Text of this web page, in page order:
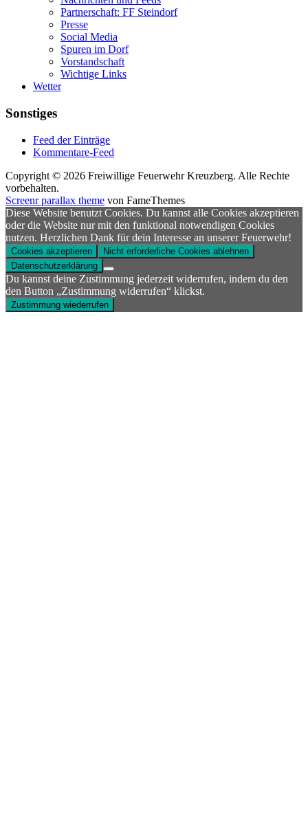
Partnerschaft: FF Steindorf
Presse
Social Media
Spuren im Dorf
Vorstandschaft
Wichtige Links
Wetter
Sonstiges
Feed der Einträge
Kommentare-Feed
Copyright © 2026 Freiwillige Feuerwehr Kreuzberg. Alle Rechte
vorbehalten.
Screenr parallax theme von FameThemes
Diese Website benutzt Cookies. Du kannst alle Cookies akzeptieren
oder die Website nur mit den funktional notwendigen Cookies
nutzen. Herzlichen Dank für dein Interesse an unserer Feuerwehr!
Cookies akzeptieren
Nicht erforderliche Cookies ablehnen
Datenschutzerklärung
Du kannst deine Zustimmung jederzeit widerrufen, indem du den
den Button „Zustimmung widerrufen“ klickst.
Zustimmung wiederrufen